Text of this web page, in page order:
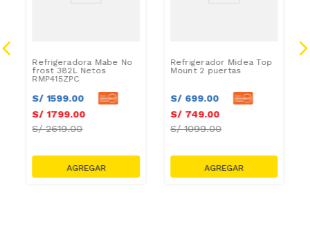
Refrigeradora Mabe No
frost 382L Netos
RMP415ZPC
S/ 1599.00
S/ 1799.00
S/2619.00
Refrigerador Midea Top
Mount 2 puertas
S/ 699.00
S/ 749.00
S/1099.00